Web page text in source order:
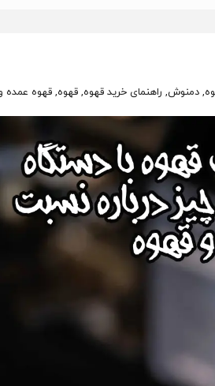
دمنوش, راهنمای خرید قهوه, قهوه, قهوه عمده